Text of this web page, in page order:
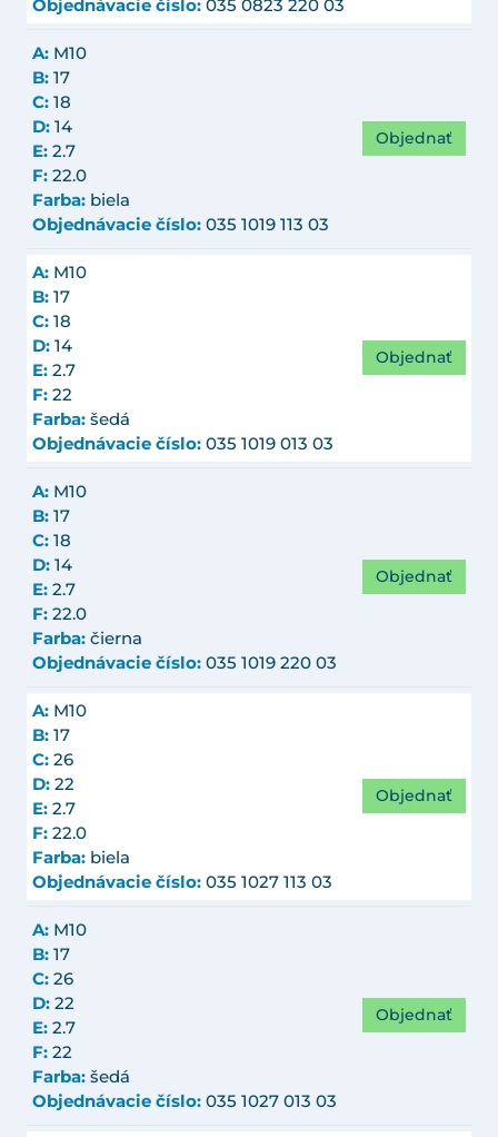
Objednávacie číslo: 035 0823 220 03
A: M10
B: 17
C: 18
D: 14
E: 2.7
F: 22.0
Farba: biela
Objednávacie číslo: 035 1019 113 03
Objednať
A: M10
B: 17
C: 18
D: 14
E: 2.7
F: 22
Farba: šedá
Objednávacie číslo: 035 1019 013 03
Objednať
A: M10
B: 17
C: 18
D: 14
E: 2.7
F: 22.0
Farba: čierna
Objednávacie číslo: 035 1019 220 03
Objednať
A: M10
B: 17
C: 26
D: 22
E: 2.7
F: 22.0
Farba: biela
Objednávacie číslo: 035 1027 113 03
Objednať
A: M10
B: 17
C: 26
D: 22
E: 2.7
F: 22
Farba: šedá
Objednávacie číslo: 035 1027 013 03
Objednať